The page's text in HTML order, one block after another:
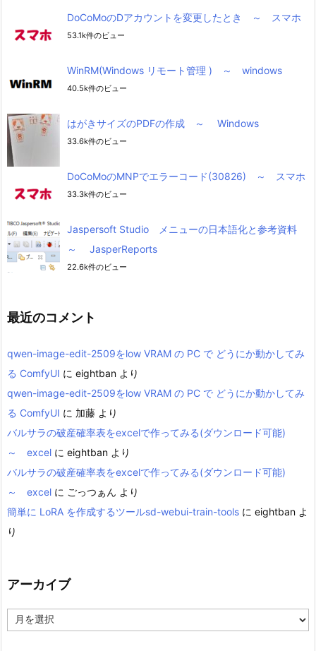
DoCoMoのDアカウントを変更したとき ～ スマホ
53.1k件のビュー
WinRM(Windows リモート管理 ) ～ windows
40.5k件のビュー
はがきサイズのPDFの作成 ～ Windows
33.6k件のビュー
DoCoMoのMNPでエラーコード(30826) ～ スマホ
33.3k件のビュー
Jaspersoft Studio メニューの日本語化と参考資料
～ JasperReports
22.6k件のビュー
最近のコメント
qwen-image-edit-2509をlow VRAM の PC で どうにか動かしてみ
る ComfyUI に eightban より
qwen-image-edit-2509をlow VRAM の PC で どうにか動かしてみ
る ComfyUI に 加藤 より
バルサラの破産確率表をexcelで作ってみる(ダウンロード可能)
～ excel に eightban より
バルサラの破産確率表をexcelで作ってみる(ダウンロード可能)
～ excel に ごっつぁん より
簡単に LoRA を作成するツールsd-webui-train-tools に eightban よ
り
アーカイブ
ー